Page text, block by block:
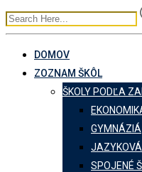
DOMOV
ZOZNAM ŠKÔL
ŠKOLY PODĽA
GYMNÁZIÁ
SPOJENÉ